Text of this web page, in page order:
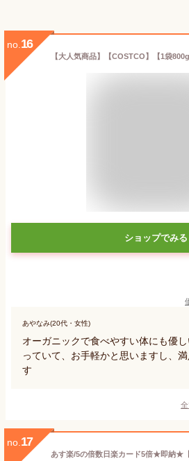
no. 16
ショップでみる
あやなみ(20代・女性)
オーガニックで食べやすい体にも優
っていて、お手軽かと思いますし、
す
no. 17